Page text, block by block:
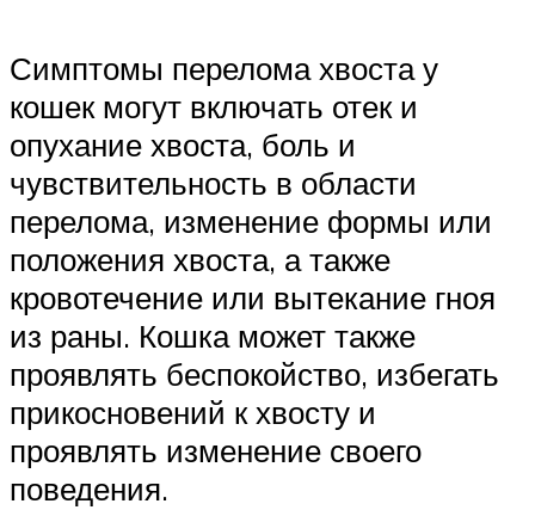
Симптомы перелома хвоста у
кошек могут включать отек и
опухание хвоста, боль и
чувствительность в области
перелома, изменение формы или
положения хвоста, а также
кровотечение или вытекание гноя
из раны. Кошка может также
проявлять беспокойство, избегать
прикосновений к хвосту и
проявлять изменение своего
поведения.